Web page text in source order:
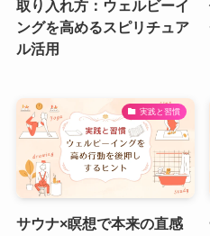
取り入れ方：ウェルビーイ
ングを高めるスピリチュア
ル活用
実践と習慣
サウナ×瞑想で本来の直感